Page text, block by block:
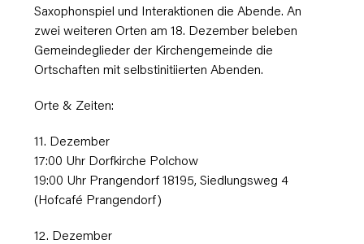
Saxophonspiel und Interaktionen die Abende. An
zwei weiteren Orten am 18. Dezember beleben
Gemeindeglieder der Kirchengemeinde die
Ortschaften mit selbstinitiierten Abenden.
Orte & Zeiten:
11. Dezember
17:00 Uhr Dorfkirche Polchow
19:00 Uhr Prangendorf 18195, Siedlungsweg 4
(Hofcafé Prangendorf)
12. Dezember